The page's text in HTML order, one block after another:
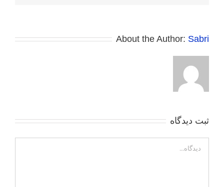
About the Author: Sabri
ثبت ديدگاه